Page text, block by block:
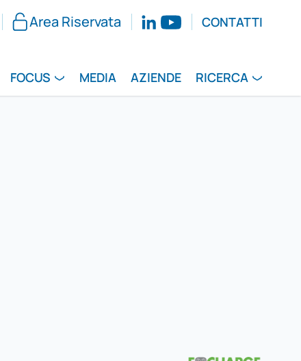
Area Riservata CONTATTI
FOCUS MEDIA AZIENDE RICERCA